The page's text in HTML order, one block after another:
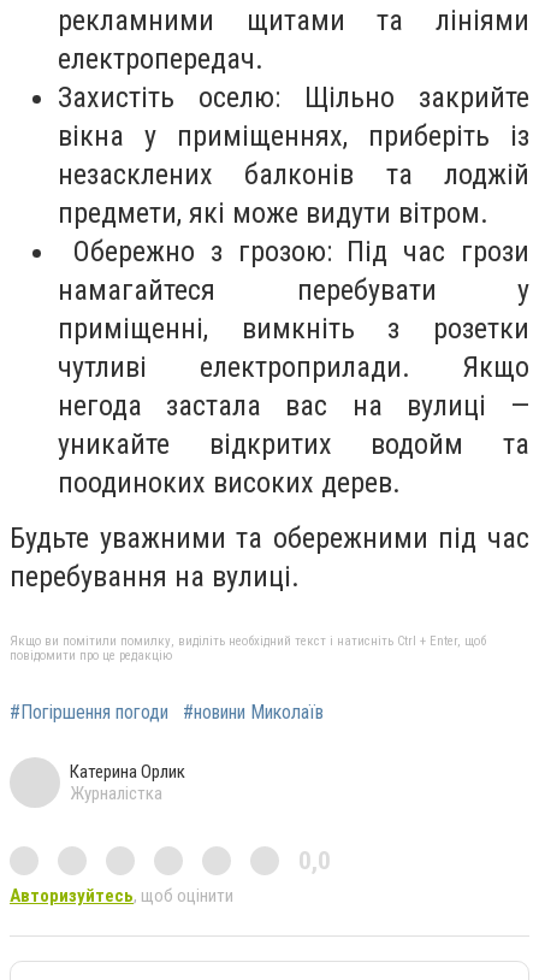
рекламними щитами та лініями
електропередач.
Захистіть оселю: Щільно закрийте
вікна у приміщеннях, приберіть із
незасклених балконів та лоджій
предмети, які може видути вітром.
Обережно з грозою: Під час грози
намагайтеся перебувати у
приміщенні, вимкніть з розетки
чутливі електроприлади. Якщо
негода застала вас на вулиці —
уникайте відкритих водойм та
поодиноких високих дерев.
Будьте уважними та обережними під час
перебування на вулиці.
Якщо ви помітили помилку, виділіть необхідний текст і натисніть Ctrl + Enter, щоб
повідомити про це редакцію
#Погіршення погоди #новини Миколаїв
Катерина Орлик
Журналістка
0,0
Авторизуйтесь, щоб оцінити